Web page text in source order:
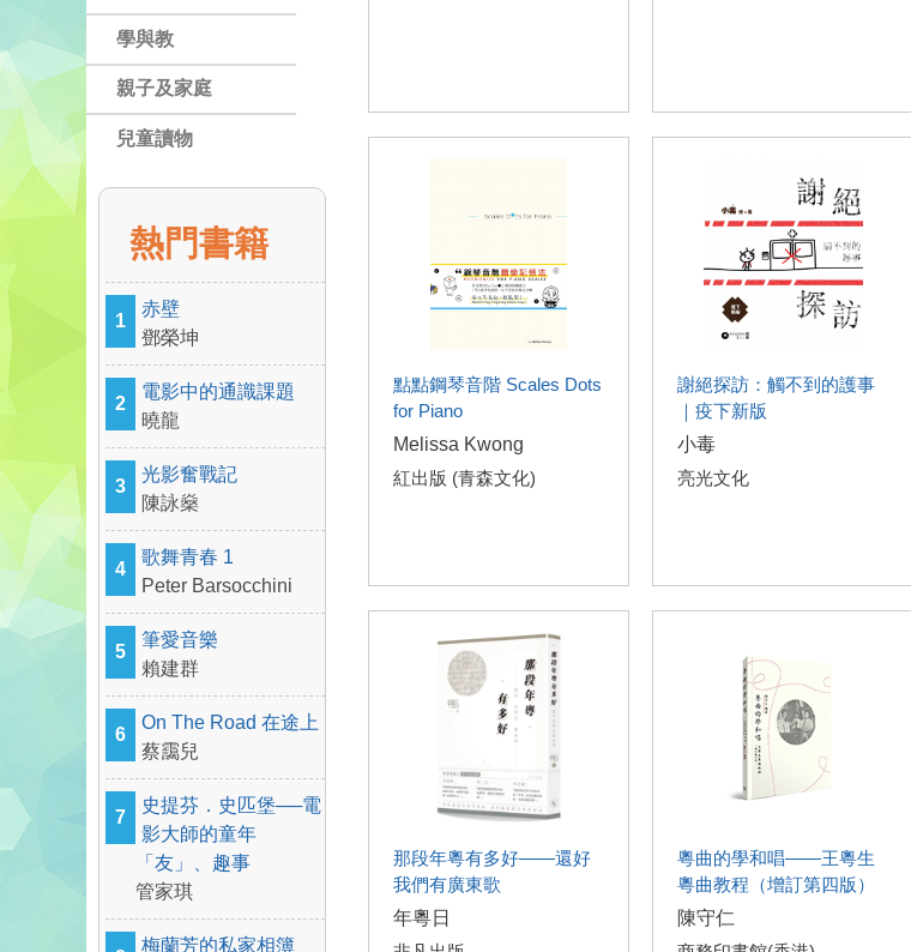
學與教
親子及家庭
兒童讀物
熱門書籍
1
赤壁
鄧榮坤
2
電影中的通識課題
曉龍
3
光影奮戰記
陳詠燊
4
歌舞青春 1
Peter Barsocchini
5
筆愛音樂
賴建群
6
On The Road 在途上
蔡靄兒
7
史提芬．史匹堡──電
影大師的童年
「友」、趣事
管家琪
梅蘭芳的私家相簿
點點鋼琴音階 Scales Dots
for Piano
Melissa Kwong
紅出版 (青森文化)
謝絕探訪：觸不到的護事
｜疫下新版
小毒
亮光文化
那段年粵有多好——還好
我們有廣東歌
年粵日
粵曲的學和唱——王粵生
粵曲教程（增訂第四版）
陳守仁